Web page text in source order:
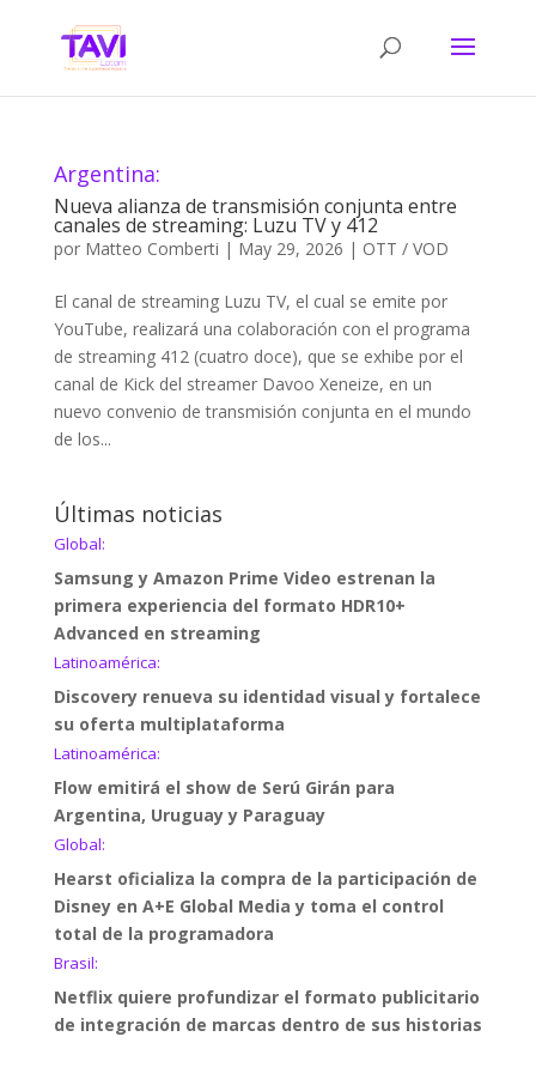
Argentina:
Nueva alianza de transmisión conjunta entre
canales de streaming: Luzu TV y 412
por Matteo Comberti | May 29, 2026 | OTT / VOD
El canal de streaming Luzu TV, el cual se emite por
YouTube, realizará una colaboración con el programa
de streaming 412 (cuatro doce), que se exhibe por el
canal de Kick del streamer Davoo Xeneize, en un
nuevo convenio de transmisión conjunta en el mundo
de los...
Últimas noticias
Global:
Samsung y Amazon Prime Video estrenan la
primera experiencia del formato HDR10+
Advanced en streaming
Latinoamérica:
Discovery renueva su identidad visual y fortalece
su oferta multiplataforma
Latinoamérica:
Flow emitirá el show de Serú Girán para
Argentina, Uruguay y Paraguay
Global:
Hearst oficializa la compra de la participación de
Disney en A+E Global Media y toma el control
total de la programadora
Brasil:
Netflix quiere profundizar el formato publicitario
de integración de marcas dentro de sus historias